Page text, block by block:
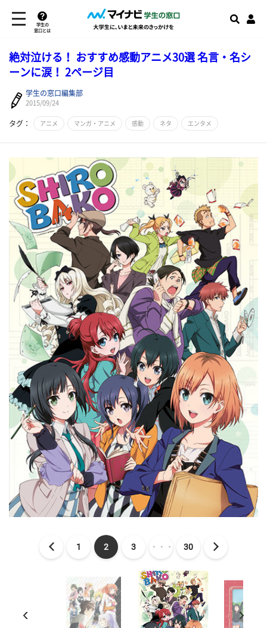
学生の
窓口とは
絶対泣ける！ おすすめ感動アニメ30選 名言・名シ
ーンに涙！ 2ページ目
学生の窓口編集部
2015/09/24
タグ： アニメ マンガ・アニメ 感動 ネタ エンタメ
1 2 3 ・・・ 30